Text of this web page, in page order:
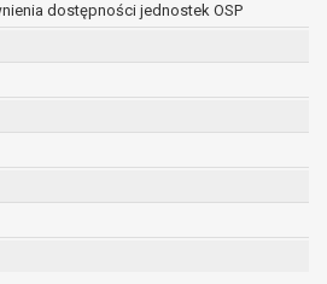
dostępności jednostek OSP
dla swoich celów, ale osoba,
dane dotyczą, potrzebuje ich do
obrony lub dochodzenia
której dane dotyczą, wniosła
wobec przetwarzania
- do czasu ustalenia czy
uzasadnione podstawy po